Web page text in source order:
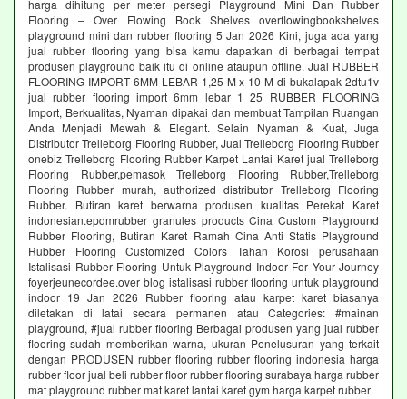
harga dihitung per meter persegi Playground Mini Dan Rubber
Flooring – Over Flowing Book Shelves overflowingbookshelves
playground mini dan rubber flooring 5 Jan 2026 Kini, juga ada yang
jual rubber flooring yang bisa kamu dapatkan di berbagai tempat
produsen playground baik itu di online ataupun offline. Jual RUBBER
FLOORING IMPORT 6MM LEBAR 1,25 M x 10 M di bukalapak 2dtu1v
jual rubber flooring import 6mm lebar 1 25 RUBBER FLOORING
Import, Berkualitas, Nyaman dipakai dan membuat Tampilan Ruangan
Anda Menjadi Mewah & Elegant. Selain Nyaman & Kuat, Juga
Distributor Trelleborg Flooring Rubber, Jual Trelleborg Flooring Rubber
onebiz Trelleborg Flooring Rubber Karpet Lantai Karet jual Trelleborg
Flooring Rubber,pemasok Trelleborg Flooring Rubber,Trelleborg
Flooring Rubber murah, authorized distributor Trelleborg Flooring
Rubber. Butiran karet berwarna produsen kualitas Perekat Karet
indonesian.epdmrubber granules products Cina Custom Playground
Rubber Flooring, Butiran Karet Ramah Cina Anti Statis Playground
Rubber Flooring Customized Colors Tahan Korosi perusahaan
Istalisasi Rubber Flooring Untuk Playground Indoor For Your Journey
foyerjeunecordee.over blog istalisasi rubber flooring untuk playground
indoor 19 Jan 2026 Rubber flooring atau karpet karet biasanya
diletakan di latai secara permanen atau Categories: #mainan
playground, #jual rubber flooring Berbagai produsen yang jual rubber
flooring sudah memberikan warna, ukuran Penelusuran yang terkait
dengan PRODUSEN rubber flooring rubber flooring indonesia harga
rubber floor jual beli rubber floor rubber flooring surabaya harga rubber
mat playground rubber mat karet lantai karet gym harga karpet rubber